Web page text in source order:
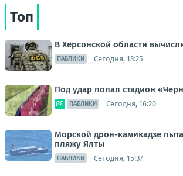
Топ
В Херсонской области
ПАБЛИКИ Сегодня, 13:25
Под удар попал стадион
ПАБЛИКИ Сегодня, 16:20
Морской дрон-камикадзе
пляжу Ялты
ПАБЛИКИ Сегодня, 15:37